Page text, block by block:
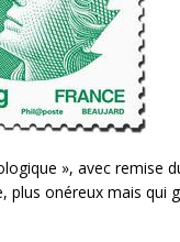
1er MAI 2024 ACTUALITÉ
», avec remise
onéreux mais qui